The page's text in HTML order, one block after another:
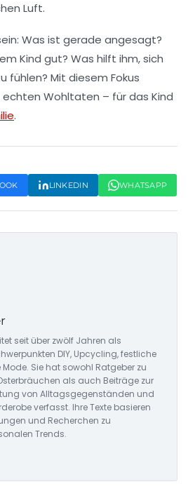
Luft.
Was ist gerade angesagt?
Kind gut? Was hilft ihm, sich
fühlen? Mit diesem Fokus
Wohltaten – für das Kind
.
LINKEDIN WHATSAPP
seit über zwölf Jahren als
DIY, Upcycling, festliche
Sie hat sowohl Ratgeber zu
als auch Beiträge zur
von Alltagsgegenständen und
verfasst. Ihre Texte basieren
und Recherchen zu
Trends.